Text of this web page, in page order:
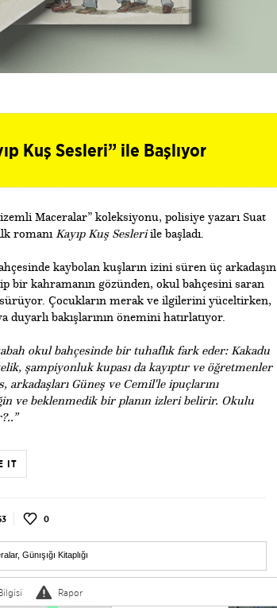
Kuş Sesleri” ile Başlıyor
Maceralar” koleksiyonu, polisiye yazarı Suat
romanıKayıp Kuş Sesleriile başladı.
kaybolan kuşların izini süren üç arkadaşın
bir kahramanın gözünden, okul bahçesini saran
Çocukların merak ve ilgilerini yüceltirken,
bakışlarının önemini hatırlatıyor.
okul bahçesinde bir tuhaflık fark eder: Kakadu
şampiyonluk kupası da kayıptır ve öğretmenler
Güneş ve Cemil'le ipuçlarını
ve beklenmedik bir planın izleri belirir. Okulu
IT
0
, Günışığı Kitaplığı
Rapor